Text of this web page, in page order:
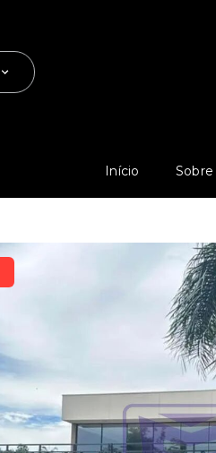
Início Sobre